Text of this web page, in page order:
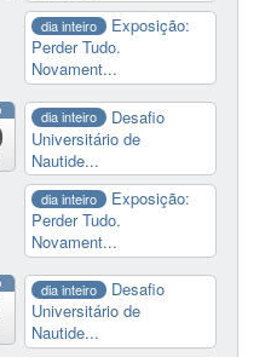
dia inteiro
Exposição:
Perder Tudo.
Novament...
dia inteiro
Desafio
Universitário de
Nautide...
dia inteiro
Exposição:
Perder Tudo.
Novament...
dia inteiro
Desafio
Universitário de
Nautide...